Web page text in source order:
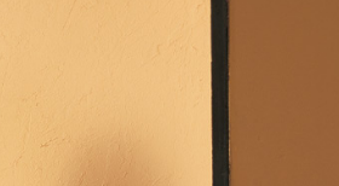
等多元方式進行付款，方視為交易完成。
完成當下不需立刻繳費，但若您需要取消訂單，請
未經商家同意取消之訂單仍視為有效，需透過
用。
「AFTEE先享後付 」之結帳頁面顯示為準，若有關
後需取消欲退款等相關疑問，請聯繫「AFTEE先享
https://netprotections.freshdesk.com/support/home
含以上)免運費
含以上)免運費